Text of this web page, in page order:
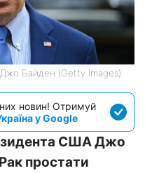
Байден (Getty Images)
новин! Отримуй
у Google
США Джо
простати